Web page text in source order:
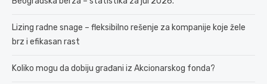
Lizing radne snage – fleksibilno rešenje za kompanije koje žele
brz i efikasan rast
Koliko mogu da dobiju građani iz Akcionarskog fonda?